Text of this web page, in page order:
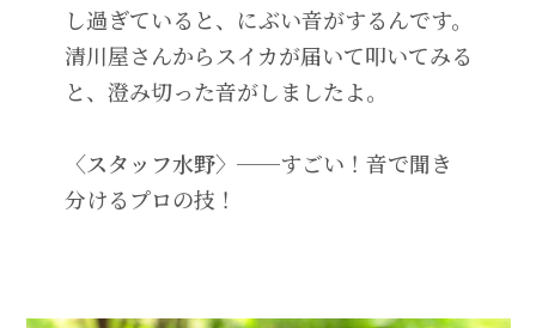
し過ぎていると、にぶい音がするんです。
清川屋さんからスイカが届いて叩いてみる
と、澄み切った音がしましたよ。
〈スタッフ水野〉──すごい！音で聞き
分けるプロの技！